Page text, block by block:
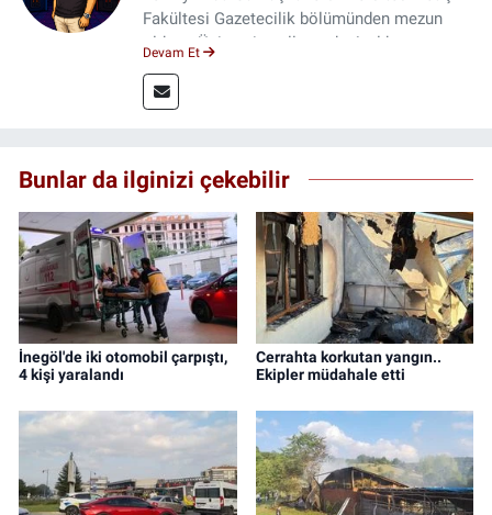
Fakültesi Gazetecilik bölümünden mezun
oldum. Üniversite yıllarımda 4 yıl boyunca
saha deneyimi kazandım. 2023 yılından beri
Genç Gazete'de okurlarımıza haber
Devam Et
Bunlar da ilginizi çekebilir
İnegöl'de iki otomobil çarpıştı,
4 kişi yaralandı
Cerrahta korkutan yangın..
Ekipler müdahale etti